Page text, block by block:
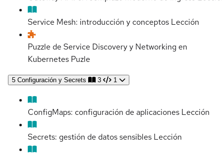
Service Mesh: introducción y conceptos Lección
Puzzle de Service Discovery y Networking en
Kubernetes Puzle
5 Configuración y Secrets 3 1
ConfigMaps: configuración de aplicaciones Lección
Secrets: gestión de datos sensibles Lección